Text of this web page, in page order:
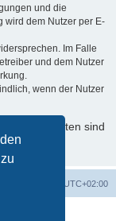
und die
wird dem Nutzer per E-
Im Falle
und dem Nutzer
wenn der Nutzer
Daten sind
UTC+02:00